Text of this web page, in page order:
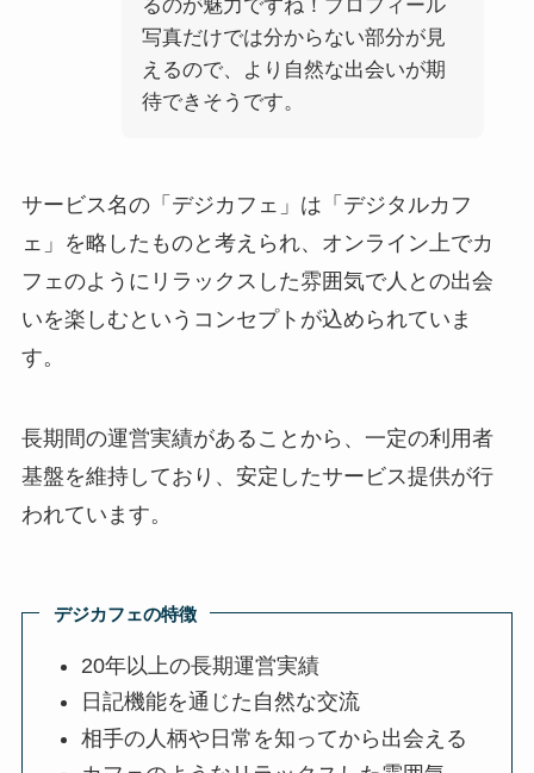
るのが魅力ですね！プロフィール
写真だけでは分からない部分が見
えるので、より自然な出会いが期
待できそうです。
サービス名の「デジカフェ」は「デジタルカフ
ェ」を略したものと考えられ、オンライン上でカ
フェのようにリラックスした雰囲気で人との出会
いを楽しむというコンセプトが込められていま
す。
長期間の運営実績があることから、一定の利用者
基盤を維持しており、安定したサービス提供が行
われています。
デジカフェの特徴
20年以上の長期運営実績
日記機能を通じた自然な交流
相手の人柄や日常を知ってから出会える